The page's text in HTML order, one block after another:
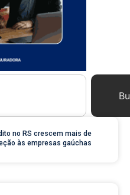
no RS crescem mais de
às empresas gaúchas